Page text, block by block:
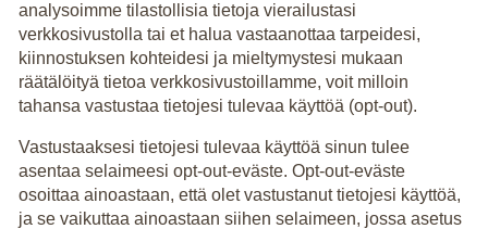
analysoimme tilastollisia tietoja vierailustasi
verkkosivustolla tai et halua vastaanottaa tarpeidesi,
kiinnostuksen kohteidesi ja mieltymystesi mukaan
räätälöityä tietoa verkkosivustoillamme, voit milloin
tahansa vastustaa tietojesi tulevaa käyttöä (opt-out).
Vastustaaksesi tietojesi tulevaa käyttöä sinun tulee
asentaa selaimeesi opt-out-eväste. Opt-out-eväste
osoittaa ainoastaan, että olet vastustanut tietojesi käyttöä,
ja se vaikuttaa ainoastaan siihen selaimeen, jossa asetus